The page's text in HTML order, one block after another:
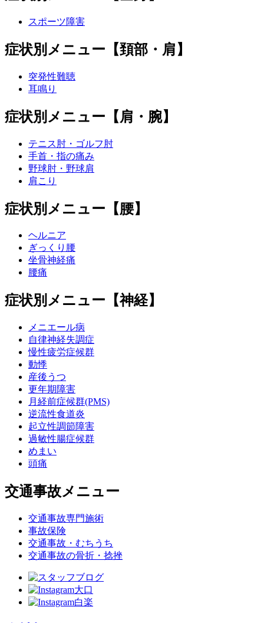
スポーツ障害
症状別メニュー【頚部・肩】
突発性難聴
耳鳴り
症状別メニュー【肩・腕】
テニス肘・ゴルフ肘
手首・指の痛み
野球肘・野球肩
肩こり
症状別メニュー【腰】
ヘルニア
ぎっくり腰
坐骨神経痛
腰痛
症状別メニュー【神経】
メニエール病
自律神経失調症
慢性疲労症候群
動悸
産後うつ
更年期障害
月経前症候群(PMS)
逆流性食道炎
起立性調節障害
過敏性腸症候群
めまい
頭痛
交通事故メニュー
交通事故専門施術
事故保険
交通事故・むちうち
交通事故の骨折・捻挫